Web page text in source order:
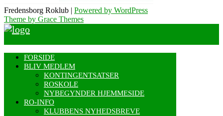
Fredensborg Roklub | Powered by WordPress
Theme by Grace Themes
FORSIDE
BLIV MEDLEM
KONTINGENTSATSER
ROSKOLE
NYBEGYNDER HJEMMESIDE
RO-INFO
KLUBBENS NYHEDSBREVE